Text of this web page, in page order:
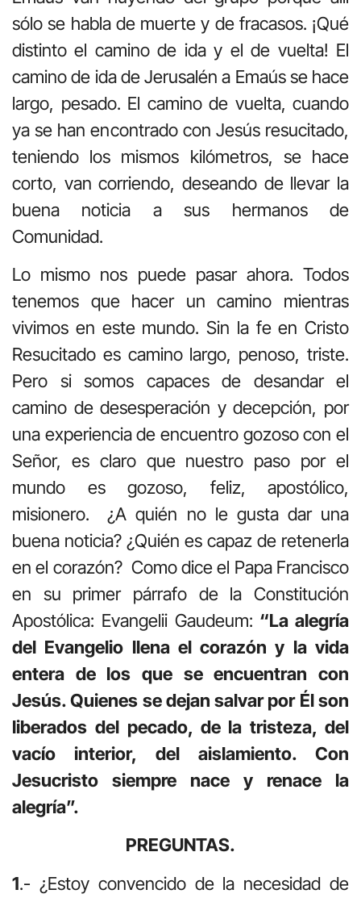
sólo se habla de muerte y de fracasos. ¡Qué
distinto el camino de ida y el de vuelta! El
camino de ida de Jerusalén a Emaús se hace
largo, pesado. El camino de vuelta, cuando
ya se han encontrado con Jesús resucitado,
teniendo los mismos kilómetros, se hace
corto, van corriendo, deseando de llevar la
buena noticia a sus hermanos de
Comunidad.
Lo mismo nos puede pasar ahora. Todos
tenemos que hacer un camino mientras
vivimos en este mundo. Sin la fe en Cristo
Resucitado es camino largo, penoso, triste.
Pero si somos capaces de desandar el
camino de desesperación y decepción, por
una experiencia de encuentro gozoso con el
Señor, es claro que nuestro paso por el
mundo es gozoso, feliz, apostólico,
misionero. ¿A quién no le gusta dar una
buena noticia? ¿Quién es capaz de retenerla
en el corazón? Como dice el Papa Francisco
en su primer párrafo de la Constitución
Apostólica: Evangelii Gaudeum: “La alegría
del Evangelio llena el corazón y la vida
entera de los que se encuentran con
Jesús. Quienes se dejan salvar por Él son
liberados del pecado, de la tristeza, del
vacío interior, del aislamiento. Con
Jesucristo siempre nace y renace la
alegría”.
PREGUNTAS.
1.- ¿Estoy convencido de la necesidad de